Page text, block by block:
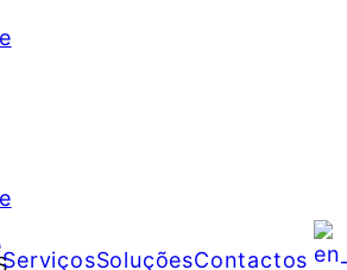
ServiçosSoluçõesContactos